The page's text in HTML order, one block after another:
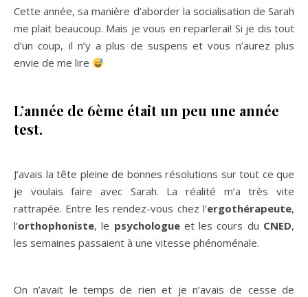
Cette année, sa manière d’aborder la socialisation de Sarah
me plait beaucoup. Mais je vous en reparlerai! Si je dis tout
d’un coup, il n’y a plus de suspens et vous n’aurez plus
envie de me lire
L’année de 6ème était un peu une année
test.
J’avais la tête pleine de bonnes résolutions sur tout ce que
je voulais faire avec Sarah. La réalité m’a très vite
rattrapée. Entre les rendez-vous chez l’ergothérapeute,
l’orthophoniste, le psychologueet les cours du CNED,
les semaines passaient à une vitesse phénoménale.
On n’avait le temps de rien et je n’avais de cesse de